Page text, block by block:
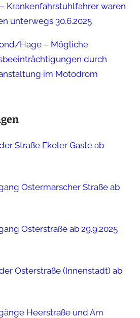
Krankenfahrstuhlfahrer waren
unterwegs 30.6.2025
Hage – Mögliche
durch
im Motodrom
Straße Ekeler Gaste ab
Ostermarscher Straße ab
Osterstraße ab 29.9.2025
Osterstraße (Innenstadt) ab
Heerstraße und Am